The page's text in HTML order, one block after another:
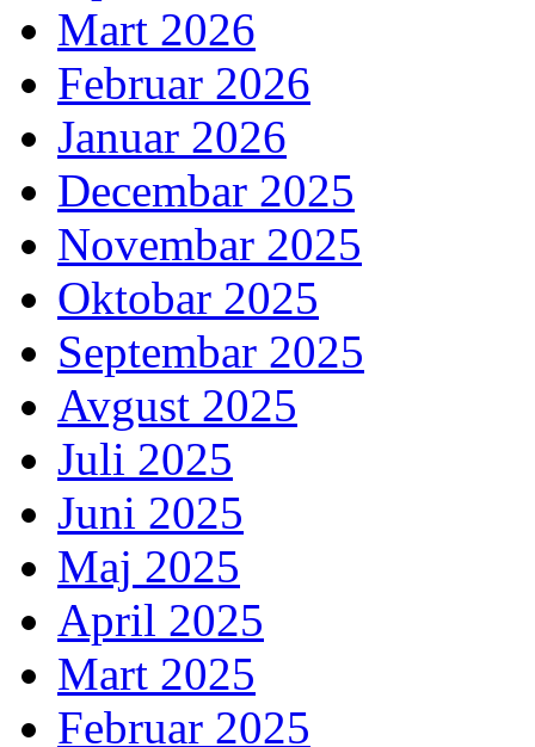
Mart 2026
Februar 2026
Januar 2026
Decembar 2025
Novembar 2025
Oktobar 2025
Septembar 2025
Avgust 2025
Juli 2025
Juni 2025
Maj 2025
April 2025
Mart 2025
Februar 2025